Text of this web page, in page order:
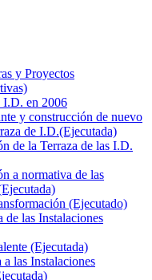
y Proyectos
I.D. en 2006
y construcción de nuevo
de I.D.(Ejecutada)
de la Terraza de las I.D.
a normativa de las
(Ejecutado)
de las Instalaciones
(Ejecutada)
a las Instalaciones